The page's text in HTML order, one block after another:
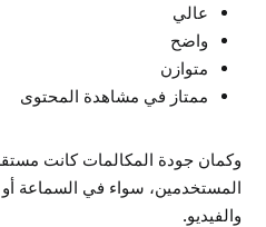
عالي
واضح
متوازن
ممتاز في مشاهدة المحتوى
وكمان جودة المكالمات كانت
المستخدمين، سواء في السماعة أو
والفيديو.